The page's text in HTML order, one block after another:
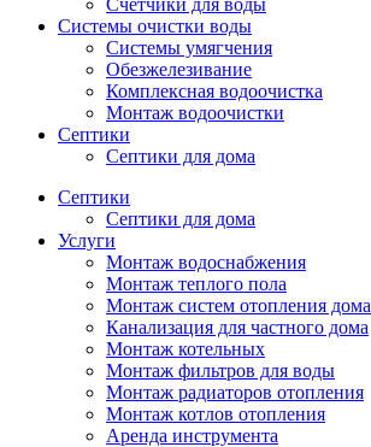
Счетчики для воды
Системы очистки воды
Системы умягчения
Обезжелезивание
Комплексная водоочистка
Монтаж водоочистки
Септики
Септики для дома
Септики
Септики для дома
Услуги
Монтаж водоснабжения
Монтаж теплого пола
Монтаж систем отопления дома
Канализация для частного дома
Монтаж котельных
Монтаж фильтров для воды
Монтаж радиаторов отопления
Монтаж котлов отопления
Аренда инструмента